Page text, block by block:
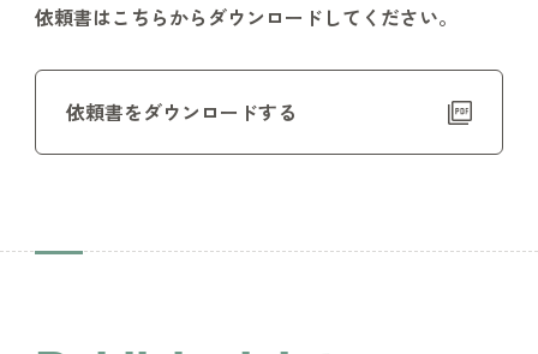
依頼書はこちらからダウンロードしてください。
依頼書をダウンロードする